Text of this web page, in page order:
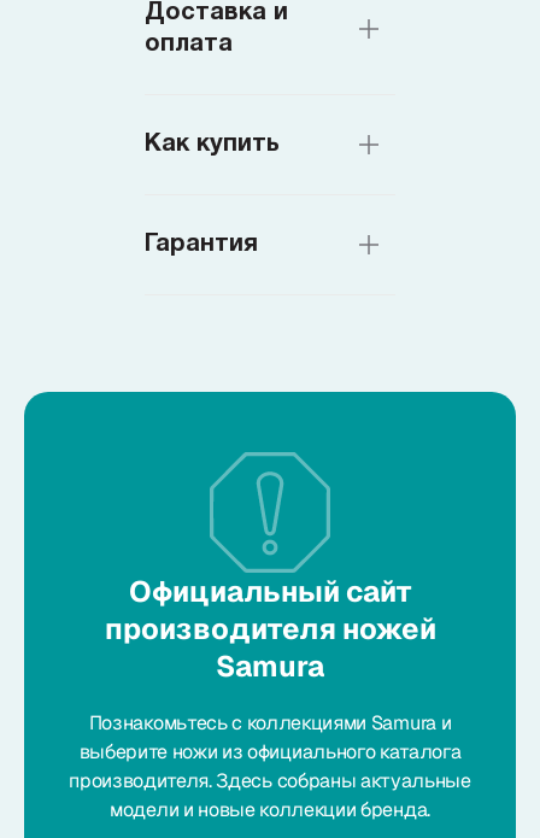
Доставка и
оплата
Как купить
Гарантия
Официальный сайт
производителя ножей
Samura
Познакомьтесь с коллекциями Samura и
выберите ножи из официального каталога
производителя. Здесь собраны актуальные
модели и новые коллекции бренда.